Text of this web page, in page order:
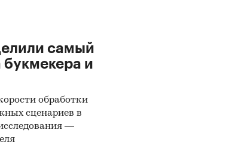
самый
и
обработки
сценариев в
—